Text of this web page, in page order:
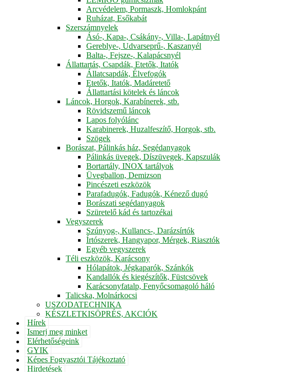
Arcvédelem, Pormaszk, Homlokpánt
Ruházat, Esőkabát
Szerszámnyelek
Ásó-, Kapa-, Csákány-, Villa-, Lapátnyél
Gereblye-, Udvarseprű-, Kaszanyél
Balta-, Fejsze-, Kalapácsnyél
Állattartás, Csapdák, Etetők, Itatók
Állatcsapdák, Élvefogók
Etetők, Itatók, Madáretető
Állattartási kötelek és láncok
Láncok, Horgok, Karabínerek, stb.
Rövidszemű láncok
Lapos folyólánc
Karabinerek, Huzalfeszítő, Horgok, stb.
Szögek
Borászat, Pálinkás ház, Segédanyagok
Pálinkás üvegek, Díszüvegek, Kapszulák
Bortartály, INOX tartályok
Üvegballon, Demizson
Pincészeti eszközök
Parafadugók, Fadugók, Kénező dugó
Borászati segédanyagok
Szüretelő kád és tartozékai
Vegyszerek
Szúnyog-, Kullancs-, Darázsírtók
Írtószerek, Hangyapor, Mérgek, Riasztók
Egyéb vegyszerek
Téli eszközök, Karácsony
Hólapátok, Jégkaparók, Szánkók
Kandallók és kiegészítők, Füstcsövek
Karácsonyfatalp, Fenyőcsomagoló háló
Talicska, Molnárkocsi
USZODATECHNIKA
KÉSZLETKISÖPRÉS, AKCIÓK
Hírek
Ismerj meg minket
Elérhetőségeink
GYIK
Képes Fogyasztói Tájékoztató
Hirdetések